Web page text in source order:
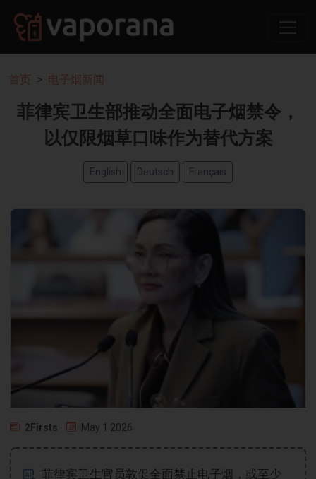
首页 电子烟新闻
菲律宾卫生部推动全面电子烟禁令，
以仅限烟草口味作为替代方案
English Deutsch Français
2Firsts May 1 2026
菲律宾卫生官员敦促全面禁止电子烟，或至少